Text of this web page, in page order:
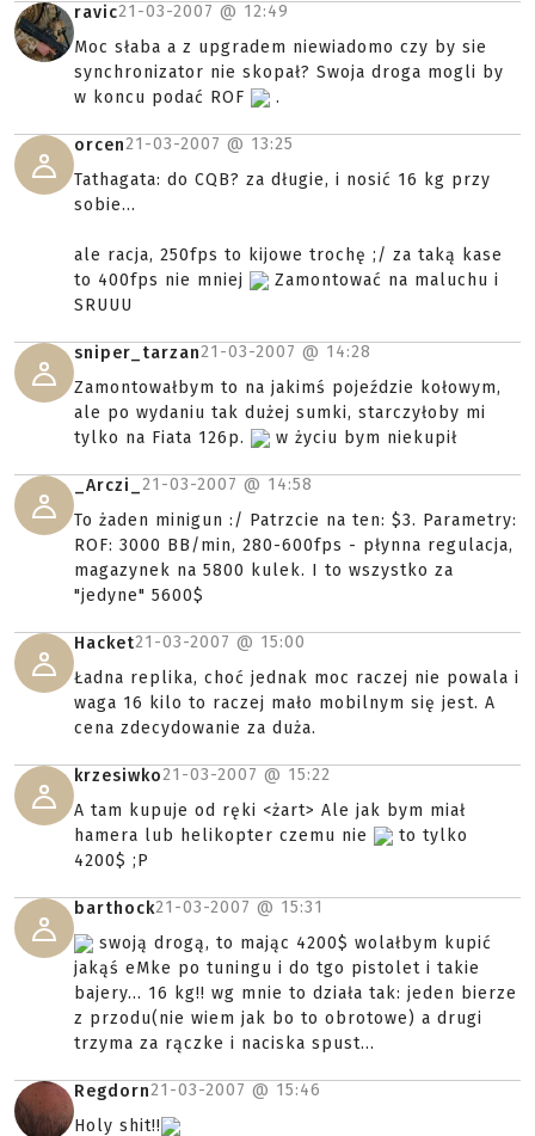
ravic21-03-2007 @ 12:49
Moc słaba a z upgradem niewiadomo czy by sie
synchronizator nie skopał? Swoja droga mogli by
w koncu podać ROF
.
orcen21-03-2007 @ 13:25
Tathagata: do CQB? za długie, i nosić 16 kg przy
sobie...
ale racja, 250fps to kijowe trochę ;/ za taką kase
to 400fps nie mniej
Zamontować na maluchu i
SRUUU
sniper_tarzan21-03-2007 @ 14:28
Zamontowałbym to na jakimś pojeździe kołowym,
ale po wydaniu tak dużej sumki, starczyłoby mi
tylko na Fiata 126p.
w życiu bym niekupił
_Arczi_ 21-03-2007 @ 14:58
To żaden minigun :/ Patrzcie na ten: $3. Parametry:
ROF: 3000 BB/min, 280-600fps - płynna regulacja,
magazynek na 5800 kulek. I to wszystko za
"jedyne" 5600$
Hacket21-03-2007 @ 15:00
Ładna replika, choć jednak moc raczej nie powala i
waga 16 kilo to raczej mało mobilnym się jest. A
cena zdecydowanie za duża.
krzesiwko21-03-2007 @ 15:22
A tam kupuje od ręki <żart> Ale jak bym miał
hamera lub helikopter czemu nie
to tylko
4200$ ;P
barthock21-03-2007 @ 15:31
swoją drogą, to mając 4200$ wolałbym kupić
jakąś eMke po tuningu i do tgo pistolet i takie
bajery... 16 kg!! wg mnie to działa tak: jeden bierze
z przodu(nie wiem jak bo to obrotowe) a drugi
trzyma za rączke i naciska spust...
Regdorn21-03-2007 @ 15:46
Holy shit!!